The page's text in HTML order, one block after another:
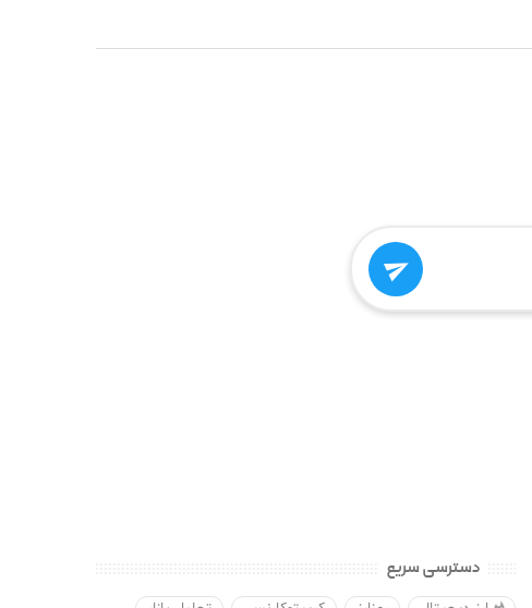

دسترسی سریع